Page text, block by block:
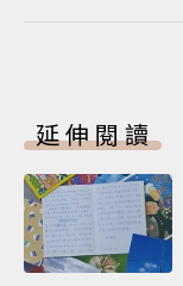
延伸閱讀